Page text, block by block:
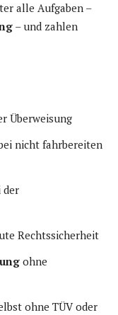
alle Aufgaben –
– und zahlen
Überweisung
nicht fahrbereiten
der
Rechtssicherheit
ohne
ohne TÜV oder